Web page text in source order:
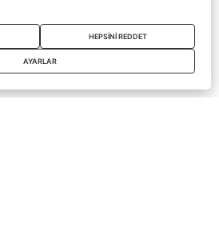
HEPSİNİ REDDET
AYARLAR